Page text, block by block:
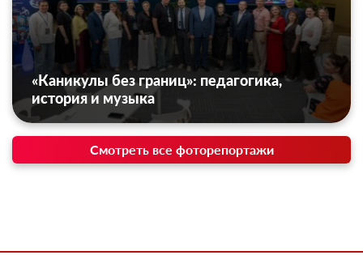
«Каникулы без границ»: педагогика,
история и музыка
Смотреть все фоторепортажи